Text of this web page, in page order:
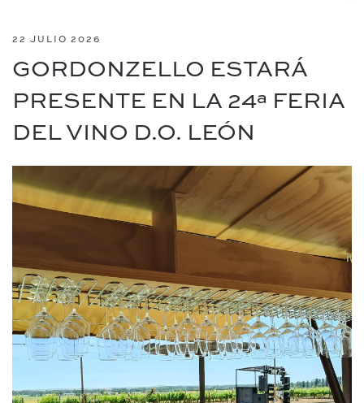
22 JULIO 2026
GORDONZELLO ESTARÁ
PRESENTE EN LA 24ª FERIA
DEL VINO D.O. LEÓN